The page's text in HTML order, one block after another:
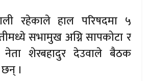
रहेकाले हाल परिषदमा ५
सभामुख अग्नि सापकोटा र
नेता शेरबहादुर देउवाले बैठक
।